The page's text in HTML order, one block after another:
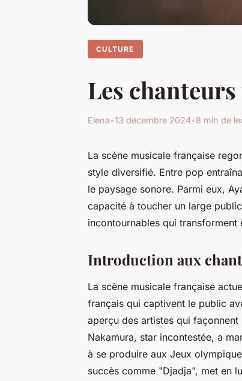
CULTURE
Les
Elena•13 décembre 2024•8 min de
La scène musicale française
style diversifié. Entre pop
le paysage sonore. Parmi eux,
capacité à toucher un large
incontournables qui
Introduction aux
La scène musicale française
français qui captivent le public
aperçu des artistes qui façonnent
Nakamura, star incontestée, a
à se produire aux Jeux
succès comme "Djadja", met en